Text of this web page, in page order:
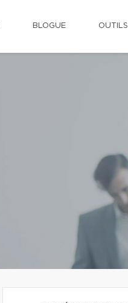
BLOGUE OUTILS